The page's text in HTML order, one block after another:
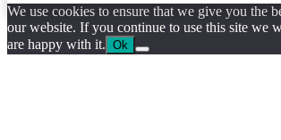
We use cookies to ensure that we give you the
our website. If you continue to use this site we
are happy with it. Ok